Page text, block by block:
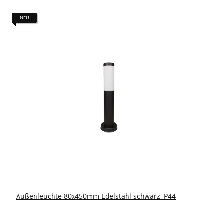
NEU
Außenleuchte 80x450mm Edelstahl schwarz IP44